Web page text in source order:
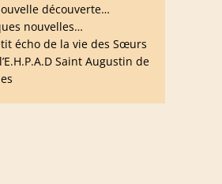
découverte…
nouvelles…
écho de la vie des Sœurs
Saint Augustin de